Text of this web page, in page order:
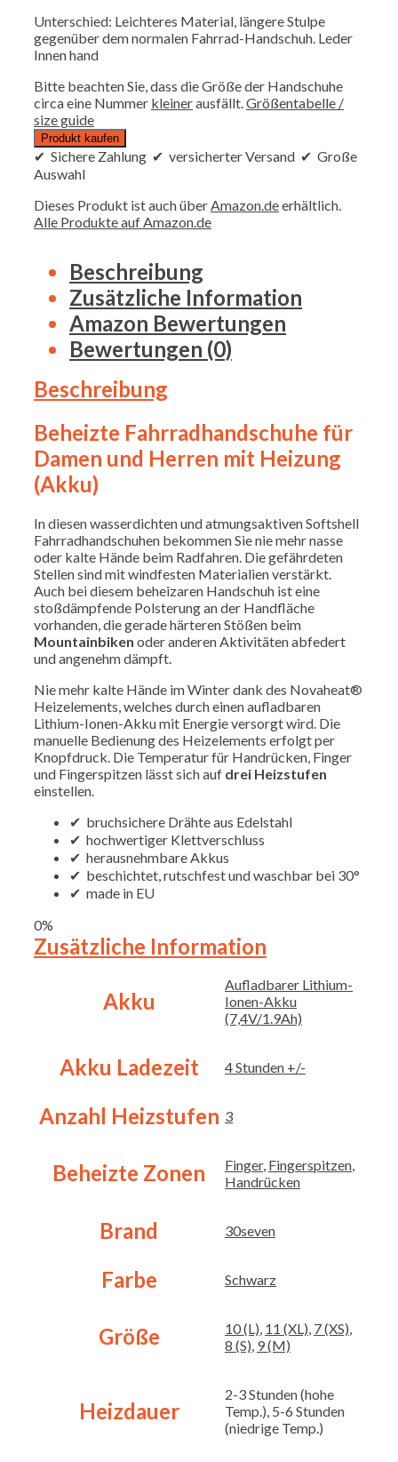
Unterschied: Leichteres Material, längere Stulpe
gegenüber dem normalen Fahrrad-Handschuh. Leder
Innen hand
Bitte beachten Sie, dass die Größe der Handschuhe
circa eine Nummer kleinerausfällt.Größentabelle /
size guide
Produkt kaufen
✔ Sichere Zahlung ✔ versicherter Versand ✔ Große
Auswahl
Dieses Produkt ist auch überAmazon.deerhältlich.
Alle Produkte auf Amazon.de
Beschreibung
Zusätzliche Information
Amazon Bewertungen
Bewertungen (0)
Beschreibung
Beheizte Fahrradhandschuhe für
Damen und Herren mit Heizung
(Akku)
In diesen wasserdichten und atmungsaktiven Softshell
Fahrradhandschuhen bekommen Sie nie mehr nasse
oder kalte Hände beim Radfahren. Die gefährdeten
Stellen sind mit windfesten Materialien verstärkt.
Auch bei diesem beheizaren Handschuh ist eine
stoßdämpfende Polsterung an der Handfläche
vorhanden, die gerade härteren Stößen beim
Mountainbiken oder anderen Aktivitäten abfedert
und angenehm dämpft.
Nie mehr kalte Hände im Winter dank des Novaheat®
Heizelements, welches durch einen aufladbaren
Lithium-Ionen-Akku mit Energie versorgt wird. Die
manuelle Bedienung des Heizelements erfolgt per
Knopfdruck. Die Temperatur für Handrücken, Finger
und Fingerspitzen lässt sich auf drei Heizstufen
einstellen.
✔ bruchsichere Drähte aus Edelstahl
✔ hochwertiger Klettverschluss
✔ herausnehmbare Akkus
✔ beschichtet, rutschfest und waschbar bei 30°
✔ made in EU
0%
Zusätzliche Information
Akku
Aufladbarer Lithium-
Ionen-Akku
(7,4V/1.9Ah)
Akku Ladezeit 4 Stunden +/-
Anzahl Heizstufen 3
Beheizte Zonen Finger, Fingerspitzen,
Handrücken
Brand 30seven
Farbe Schwarz
Größe 10 (L), 11 (XL), 7 (XS),
8 (S), 9 (M)
Heizdauer
2-3 Stunden (hohe
Temp.), 5-6 Stunden
(niedrige Temp.)